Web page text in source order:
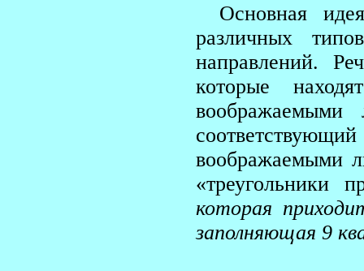
Основная
различных
направлений.
которые
воображаемыми
«треугольники
которая
заполняющая 9